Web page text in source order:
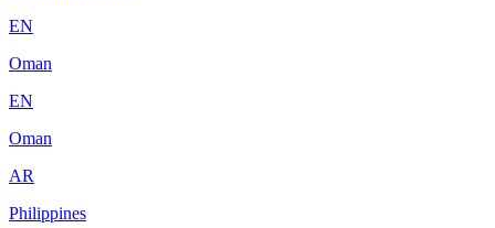
EN
Oman
EN
Oman
AR
Philippines